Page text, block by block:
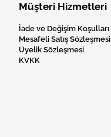
Müşteri Hizmetleri
İade ve Değişim Koşulları
Mesafeli Satış Sözleşmesi
Üyelik Sözleşmesi
KVKK